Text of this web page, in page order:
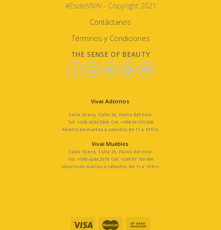
#EsdeVIVAI - Copyright 2021
Contáctanos
Términos y Condiciones
THE SENSE OF BEAUTY
Vivai Adornos
Calle 20 esq. Calle 30, Punta del Este.
Tel: +598 4244 3566 Cel: +598 96 215 000
Abierto de martes a sabados de 11 a 19 hrs.
Vivai Muebles
Calle 18 esq. Calle 29, Punta del Este.
Tel: +598 4244 2678 Cel: +598 97 109 900
Abierto de martes a sábados de 11 a 19 hrs.